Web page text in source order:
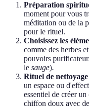
Préparation
moment pour vous
méditation ou de la
pour le rituel.
Choisissez les
comme des herbes
pouvoirs
le sauge).
Rituel de nettoyage
un espace ou
essentiel de créer
chiffon doux avec